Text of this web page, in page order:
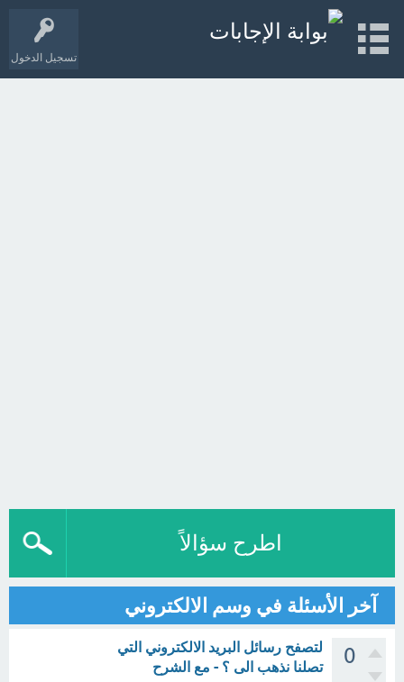
تسجيل الدخول
اطرح سؤالاً
آخر الأسئلة في وسم الالكتروني
0
لتصفح رسائل البريد الالكتروني التي
تصلنا نذهب الى ؟ - مع الشرح